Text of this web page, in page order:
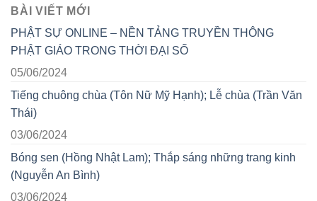
BÀI VIẾT MỚI
PHẬT SỰ ONLINE – NỀN TẢNG TRUYỀN THÔNG
PHẬT GIÁO TRONG THỜI ĐẠI SỐ
05/06/2024
Tiếng chuông chùa (Tôn Nữ Mỹ Hạnh); Lễ chùa (Trần Văn
Thái)
03/06/2024
Bóng sen (Hồng Nhật Lam); Thắp sáng những trang kinh
(Nguyễn An Bình)
03/06/2024